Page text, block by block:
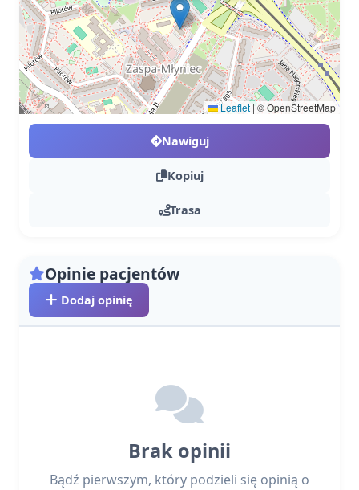
Leaflet |© OpenStreetMap
Nawiguj
Kopiuj
Trasa
Opinie pacjentów
Dodaj opinię
Brak opinii
Bądź pierwszym, który podzieli się opinią o